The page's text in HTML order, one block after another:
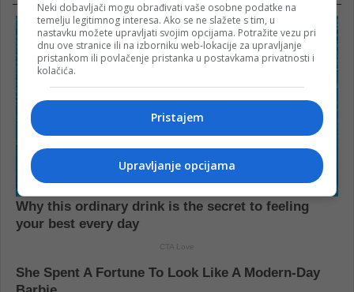
Neki dobavljači mogu obrađivati vaše osobne podatke na
temelju legitimnog interesa. Ako se ne slažete s tim, u
nastavku možete upravljati svojim opcijama. Potražite vezu pri
dnu ove stranice ili na izborniku web-lokacije za upravljanje
pristankom ili povlačenje pristanka u postavkama privatnosti i
kolačića.
Pristajem
Upravljanje opcijama